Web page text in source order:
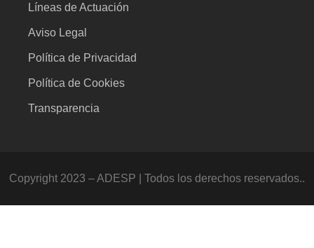
Líneas de Actuación
Aviso Legal
Política de Privacidad
Política de Cookies
Transparencia
Copyright 2023 – ADESP | Todos los derechos reservados..